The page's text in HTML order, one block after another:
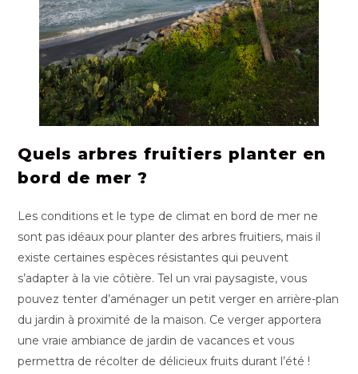
Quels arbres fruitiers planter en
bord de mer ?
Les conditions et le type de climat en bord de mer ne
sont pas idéaux pour planter des arbres fruitiers, mais il
existe certaines espèces résistantes qui peuvent
s’adapter à la vie côtière. Tel un vrai paysagiste, vous
pouvez tenter d’aménager un petit verger en arrière-plan
du jardin à proximité de la maison. Ce verger apportera
une vraie ambiance de jardin de vacances et vous
permettra de récolter de délicieux fruits durant l’été !